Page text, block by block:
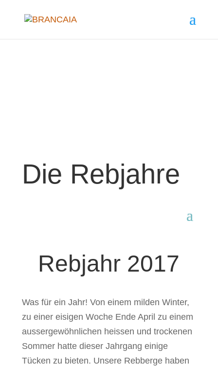
Die Rebjahre
Rebjahr 2017
Was für ein Jahr! Von einem milden Winter,
zu einer eisigen Woche Ende April zu einem
aussergewöhnlichen heissen und trockenen
Sommer hatte dieser Jahrgang einige
Tücken zu bieten. Unsere Rebberge haben